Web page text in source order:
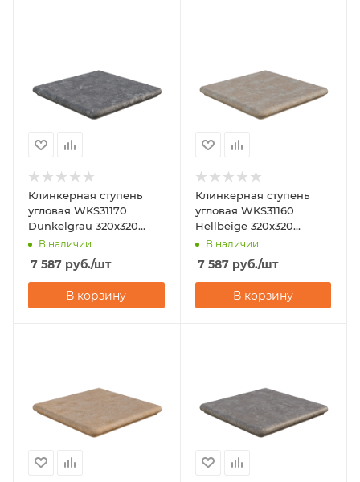
Клинкерная ступень
угловая WKS31170
Dunkelgrau 320x320
Westerwalder Klinker
В наличии
7 587 руб./шт
В корзину
Клинкерная ступень
угловая WKS31160
Hellbeige 320x320
Westerwalder Klinker
В наличии
7 587руб./шт
В корзину